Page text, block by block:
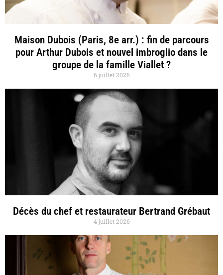
Maison Dubois (Paris, 8e arr.) : fin de parcours
pour Arthur Dubois et nouvel imbroglio dans le
groupe de la famille Viallet ?
6 juillet 2026
Décès du chef et restaurateur Bertrand Grébaut
4 juillet 2026